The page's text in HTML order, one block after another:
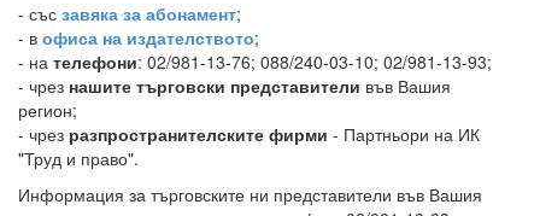
- със завяка за абонамент;
- в офиса на издателството;
- на телефони: 02/981-13-76; 088/240-03-10; 02/981-13-93;
- чрез нашите търговски представители във Вашия
регион;
- чрез разпространителските фирми - Партньори на ИК
"Труд и право".
Информация за търговските ни представители във Вашия